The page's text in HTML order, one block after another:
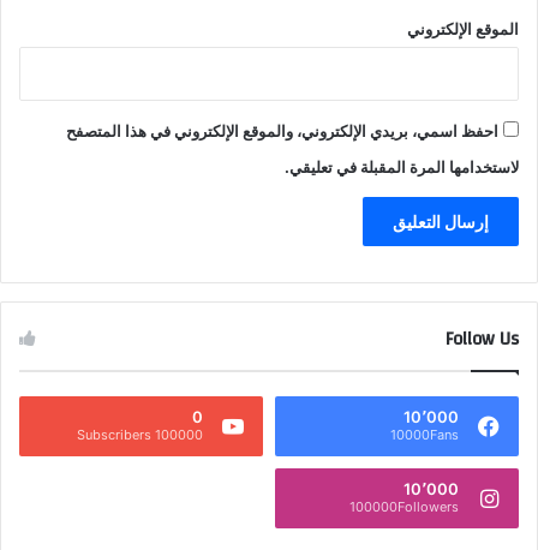
الموقع الإلكتروني
احفظ اسمي، بريدي الإلكتروني، والموقع الإلكتروني في هذا المتصفح
لاستخدامها المرة المقبلة في تعليقي.
Follow Us
10٬000
10000Fans
0
100000 Subscribers
10٬000
100000Followers